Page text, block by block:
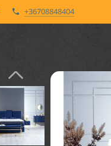
+36708848404